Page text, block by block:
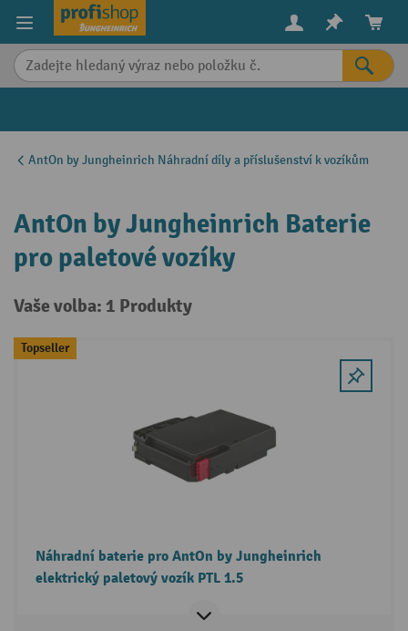
content
AntOn by Jungheinrich Náhradní díly a příslušenství k vozíkům
AntOn by Jungheinrich Baterie
pro paletové vozíky
Vaše volba: 1 Produkty
Topseller
Náhradní baterie pro AntOn by Jungheinrich
elektrický paletový vozík PTL 1.5